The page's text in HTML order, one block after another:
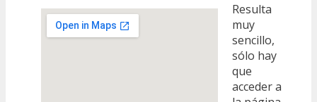
Resulta
muy
sencillo,
sólo hay
que
acceder a